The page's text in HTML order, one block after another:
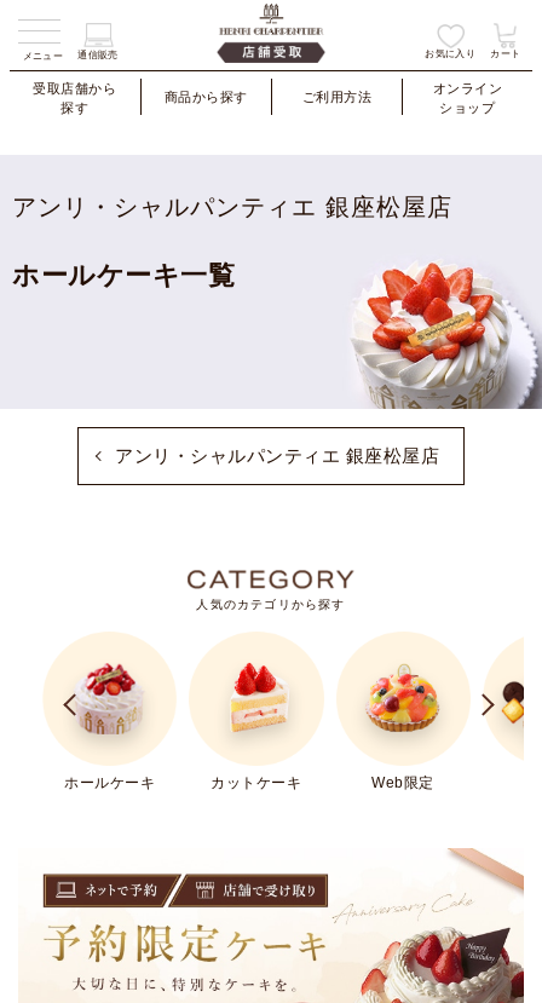
メニュー 通信販売 お気に入り カート
受取店舗から
探す
商品から探す ご利用方法
オンライン
ショップ
アンリ・シャルパンティエ 銀座松屋店
ホールケーキ一覧
アンリ・シャルパンティエ 銀座松屋店
人気のカテゴリから探す
ホールケーキ カットケーキ Web限定